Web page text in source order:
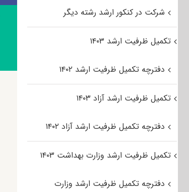
شرکت در کنکور ارشد رشته دیگر
تکمیل ظرفیت ارشد ۱۴۰۳
دفترچه تکمیل ظرفیت ارشد ۱۴۰۲
تکمیل ظرفیت ارشد آزاد ۱۴۰۳
دفترچه تکمیل ظرفیت ارشد آزاد ۱۴۰۲
تکمیل ظرفیت ارشد وزارت بهداشت ۱۴۰۳
دفترچه تکمیل ظرفیت ارشد وزارت